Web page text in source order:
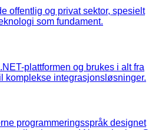
offentlig og privat sektor, spesielt
som fundament.
plattformen og brukes i alt fra
komplekse integrasjonsløsninger.
programmeringsspråk designet